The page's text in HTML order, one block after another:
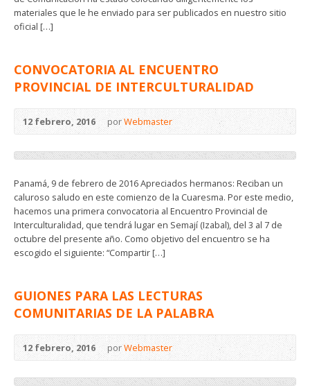
materiales que le he enviado para ser publicados en nuestro sitio
oficial […]
CONVOCATORIA AL ENCUENTRO
PROVINCIAL DE INTERCULTURALIDAD
12 febrero, 2016 porWebmaster
Panamá, 9 de febrero de 2016 Apreciados hermanos: Reciban un
caluroso saludo en este comienzo de la Cuaresma. Por este medio,
hacemos una primera convocatoria al Encuentro Provincial de
Interculturalidad, que tendrá lugar en Semají (Izabal), del 3 al 7 de
octubre del presente año. Como objetivo del encuentro se ha
escogido el siguiente: “Compartir […]
GUIONES PARA LAS LECTURAS
COMUNITARIAS DE LA PALABRA
12 febrero, 2016 porWebmaster